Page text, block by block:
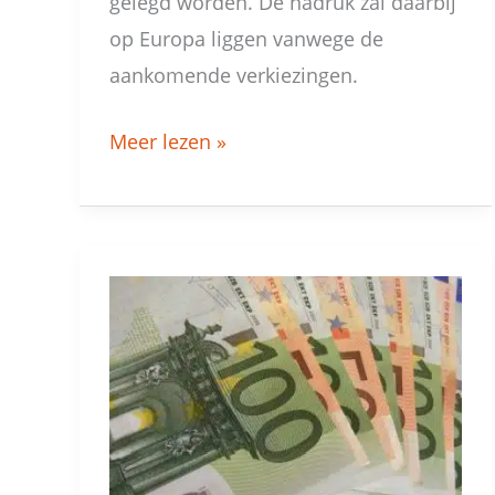
op Europa liggen vanwege de
aankomende verkiezingen.
Meer lezen »
ruim
8.000
euro
winst